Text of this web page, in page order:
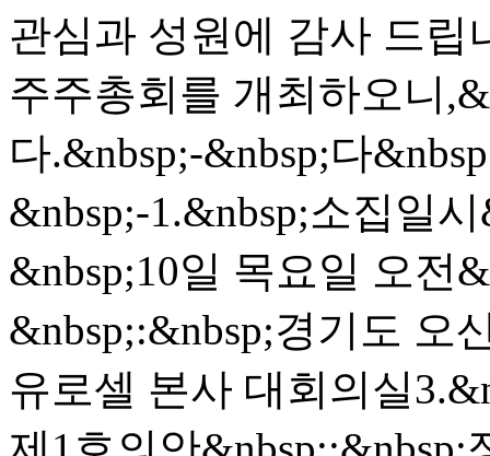
관심과 성원에 감사 드립
주주총회를 개최하오니
다.&nbsp;-&nbsp;다
&nbsp;-1.&nbsp;소집일
&nbsp;10일 목요일 오전
&nbsp;:&nbsp;경기도 오
유로셀 본사 대회의실